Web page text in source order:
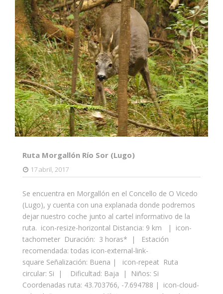
Ruta Morgallón Río Sor (Lugo)
17 abril, 2017
Se encuentra en Morgallón en el Concello de O Vicedo
(Lugo), y cuenta con una explanada donde podremos
dejar nuestro coche junto al cartel informativo de la
ruta. icon-resize-horizontal Distancia: 9 km | icon-
tachometer Duración: 3 horas* | Estación
recomendada: todas icon-external-link-
square Señalización: Buena | icon-repeat Ruta
circular: Si | Dificultad: Baja | Niños: Si
Coordenadas ruta: 43.703766, -7.694788 | icon-cloud-